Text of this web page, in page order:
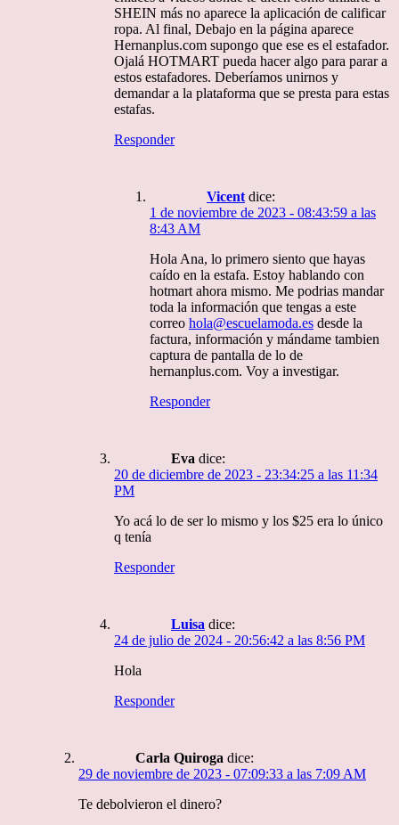
SHEIN más no aparece la aplicación de calificar
ropa. Al final, Debajo en la página aparece
Hernanplus.com supongo que ese es el estafador.
Ojalá HOTMART pueda hacer algo para parar a
estos estafadores. Deberíamos unirnos y
demandar a la plataforma que se presta para estas
estafas.
Responder
Vicent dice:
1 de noviembre de 2023 - 08:43:59 a las
8:43 AM
Hola Ana, lo primero siento que hayas
caído en la estafa. Estoy hablando con
hotmart ahora mismo. Me podrias mandar
toda la información que tengas a este
correo hola@escuelamoda.es desde la
factura, información y mándame tambien
captura de pantalla de lo de
hernanplus.com. Voy a investigar.
Responder
Eva dice:
20 de diciembre de 2023 - 23:34:25 a las 11:34
PM
Yo acá lo de ser lo mismo y los $25 era lo único
q tenía
Responder
Luisa dice:
24 de julio de 2024 - 20:56:42 a las 8:56 PM
Hola
Responder
Carla Quiroga dice:
29 de noviembre de 2023 - 07:09:33 a las 7:09 AM
Te debolvieron el dinero?